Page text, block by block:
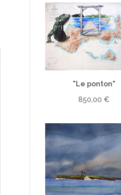
"Le ponton"
850,00€